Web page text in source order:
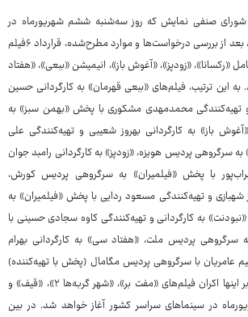
صنفی نمایش که روز سه‌شنبه ششم شهریورماه در
سازمان سینمایی برگزار شد، بعد از بررسی درخواست‌ها و موارد مطرح‌شده، قرارداد ۶فیلم
«رکسانا»، «زودپز»، «آغوش باز»، انیمیشن «ببعی»، «هفتاد
این ترتیب، فیلم‌های «ببعی قهرمان» به کارگردانی حسین
و تهیه‌کنندگی محمدمهدی مشکوری با پخش «بهمن سبز» به
باز» به کارگردانی بهروز شعیبی و تهیه‌کنندگی علی
سرگروهی پردیس هویزه، «زودپز» به کارگردانی رامبد جوان
با پخش «فیلمیران» به سرگروهی پردیس کورش،
شهبازی و تهیه‌کنندگی مسعود ردایی با پخش «فیلمیران» به
به کارگردانی و تهیه‌کنندگی کاوه سجادی حسینی با
پردیس ملت، «هفتاد سی» به کارگردانی بهرام
عامریان با سرگروهی پردیس مگامال (پخش با تهیه‌کننده)
آماده اکران هستند. علاوه‌بر اینها اکران فیلم‌های «مفت بر»، «شهر گربه‌ها ۲»، «قیف» و
از پنج‌شنبه ۱۵شهریورماه در سینماهای سراسر کشور آغاز خواهد شد. در بین